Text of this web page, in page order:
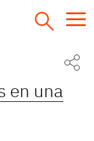
en una